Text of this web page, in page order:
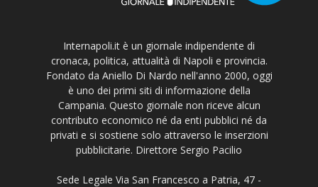
Internapoli.it è un giornale indipendente di
cronaca, politica, attualità di Napoli e provincia.
Fondato da Aniello Di Nardo nell'anno 2000, oggi
è uno dei primi siti di informazione della
Campania. Questo giornale non riceve alcun
contributo economico né da enti pubblici né da
privati e si sostiene solo attraverso le inserzioni
pubblicitarie. Direttore Sergio Pacilio
Sede Legale Via San Francesco a Patria, 47 -